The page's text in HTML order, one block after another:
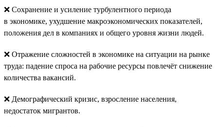
❌ Сохранение и усиление турбулентного периода
в экономике, ухудшение макроэкономических показателей,
положения дел в компаниях и общего уровня жизни людей.
❌ Отражение сложностей в экономике на ситуации на рынке
труда: падение спроса на рабочие ресурсы повлечёт снижение
количества вакансий.
❌ Демографический кризис, взросление населения,
недостаток мигрантов.